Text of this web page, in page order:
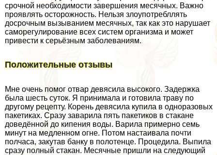
срочной необходимости завершения мecячных. Важно
проявлять осторожность. Нельзя злоупотрeбллять
досрочным вызыванием мecячных, так как это нарушает
саморегулирование всех систем организма и может
привести к серьёзным заболеваниям.
Положительные отзывы
Мне очень помог отвар девясила высокого. Задержка
была шесть суток. Я принимала и готовила траву по
другому рецепту. Корень девясила купила в одноразовых
пакетиках. Сразу заварила пять пакетиков в стакане
доведённой до кипения воды. Варила примерно семь
минут на медленном огне. Потом настаивала почти
полчаса, закутав банку в полотенце. Процедила. Выпила
сразу полный стакан. Месячные пришли на следующий